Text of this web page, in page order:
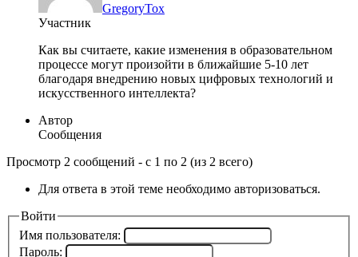
GregoryTox
Участник
Как вы считаете, какие изменения в образовательном
процессе могут произойти в ближайшие 5-10 лет
благодаря внедрению новых цифровых технологий и
искусственного интеллекта?
Автор
Сообщения
Просмотр 2 сообщений - с 1 по 2 (из 2 всего)
Для ответа в этой теме необходимо авторизоваться.
Войти
Имя пользователя:
Пароль: